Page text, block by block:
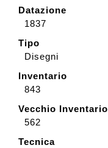
Italiano
Datazione
1837
Tipo
Disegni
Inventario
843
Vecchio Inventario
562
Tecnica